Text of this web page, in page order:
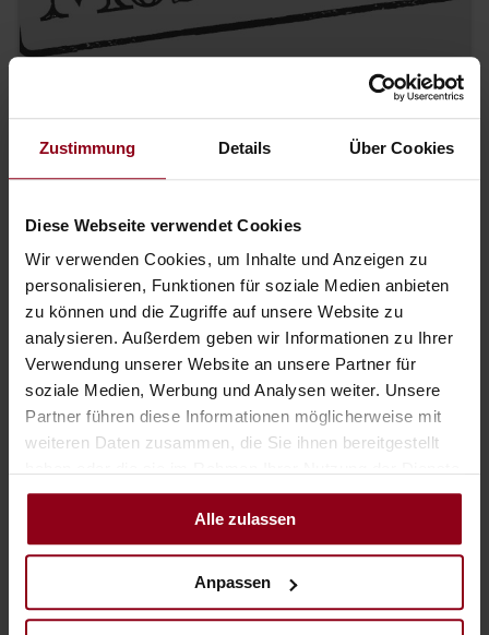
Zustimmung Details Über Cookies
Diese Webseite verwendet Cookies
Wir verwenden Cookies, um Inhalte und Anzeigen zu
personalisieren, Funktionen für soziale Medien anbieten
zu können und die Zugriffe auf unsere Website zu
analysieren. Außerdem geben wir Informationen zu Ihrer
Verwendung unserer Website an unsere Partner für
soziale Medien, Werbung und Analysen weiter. Unsere
Partner führen diese Informationen möglicherweise mit
weiteren Daten zusammen, die Sie ihnen bereitgestellt
gesammelt haben.
Alle zulassen
Anpassen
to the gourmet rooms in Mostviertel
to the pleasure region Österreich